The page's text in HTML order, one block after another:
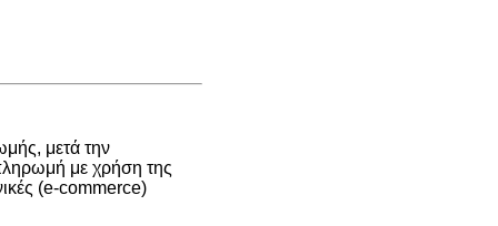
μετά την
με χρήση της
(e-commerce)